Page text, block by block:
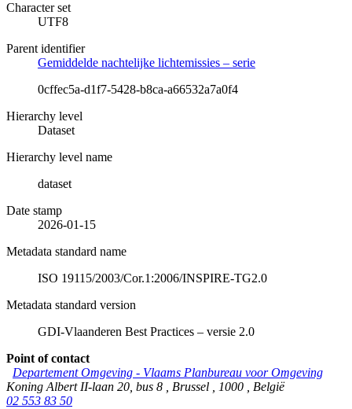
Character set
UTF8
Parent identifier
Gemiddelde nachtelijke lichtemissies – serie
0cffec5a-d1f7-5428-b8ca-a66532a7a0f4
Hierarchy level
Dataset
Hierarchy level name
dataset
Date stamp
2026-01-15
Metadata standard name
ISO 19115/2003/Cor.1:2006/INSPIRE-TG2.0
Metadata standard version
GDI-Vlaanderen Best Practices – versie 2.0
Point of contact
Departement Omgeving - Vlaams Planbureau voor Omgeving
Koning Albert II-laan 20, bus 8
Brussel 1000
België
02 553 83 50